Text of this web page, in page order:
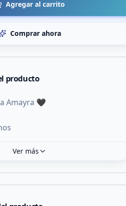
Agregar al carrito
Comprar ahora
producto
Amayra 🖤
Ver más